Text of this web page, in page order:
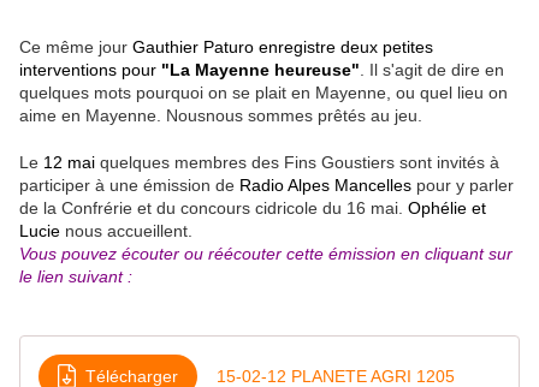
Ce même jour Gauthier Paturo enregistre deux petites
interventions pour "La Mayenne heureuse" . Il s'agit de dire en
quelques mots pourquoi on se plait en Mayenne, ou quel lieu on
aime en Mayenne. Nousnous sommes prêtés au jeu.
Le 12 mai quelques membres des Fins Goustiers sont invités à
participer à une émission de Radio Alpes Mancelles pour y parler
de la Confrérie et du concours cidricole du 16 mai. Ophélie et
Lucie nous accueillent.
Vous pouvez écouter ou réécouter cette émission en cliquant sur
le lien suivant :
Télécharger 15-02-12 PLANETE AGRI 1205